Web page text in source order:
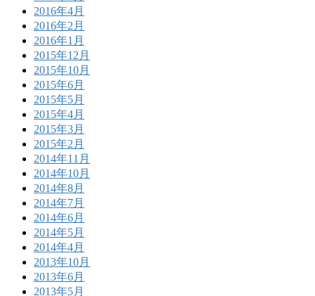
2016年4月
2016年2月
2016年1月
2015年12月
2015年10月
2015年6月
2015年5月
2015年4月
2015年3月
2015年2月
2014年11月
2014年10月
2014年8月
2014年7月
2014年6月
2014年5月
2014年4月
2013年10月
2013年6月
2013年5月